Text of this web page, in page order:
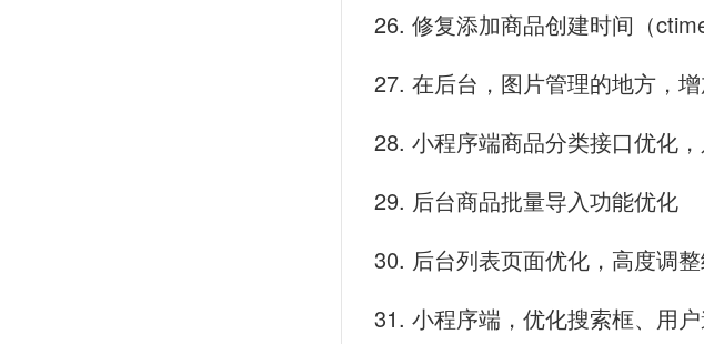
26. 修复添加商品创建时间（
27. 在后台，图片管理的地方，
28. 小程序端商品分类接口优化
29. 后台商品批量导入功能优化
30. 后台列表页面优化，高度调
31. 小程序端，优化搜索框、用